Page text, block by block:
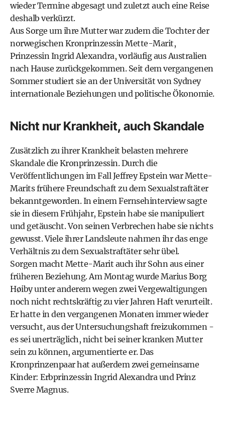
wieder Termine abgesagt und zuletzt auch eine Reise
deshalb verkürzt.
Aus Sorge um ihre Mutter war zudem die Tochter der
norwegischen Kronprinzessin Mette-Marit,
Prinzessin Ingrid Alexandra, vorläufig aus Australien
nach Hause zurückgekommen. Seit dem vergangenen
Sommer studiert sie an der Universität von Sydney
internationale Beziehungen und politische Ökonomie.
Nicht nur Krankheit, auch Skandale
Zusätzlich zu ihrer Krankheit belasten mehrere
Skandale die Kronprinzessin. Durch die
Veröffentlichungen im Fall Jeffrey Epstein war Mette-
Marits frühere Freundschaft zu dem Sexualstraftäter
bekanntgeworden. In einem Fernsehinterview sagte
sie in diesem Frühjahr, Epstein habe sie manipuliert
und getäuscht. Von seinen Verbrechen habe sie nichts
gewusst. Viele ihrer Landsleute nahmen ihr das enge
Verhältnis zu dem Sexualstraftäter sehr übel.
Sorgen macht Mette-Marit auch ihr Sohn aus einer
früheren Beziehung. Am Montag wurde Marius Borg
Høiby unter anderem wegen zwei Vergewaltigungen
noch nicht rechtskräftig zu vier Jahren Haft verurteilt.
Er hatte in den vergangenen Monaten immer wieder
versucht, aus der Untersuchungshaft freizukommen -
es sei unerträglich, nicht bei seiner kranken Mutter
sein zu können, argumentierte er. Das
Kronprinzenpaar hat außerdem zwei gemeinsame
Kinder: Erbprinzessin Ingrid Alexandra und Prinz
Sverre Magnus.